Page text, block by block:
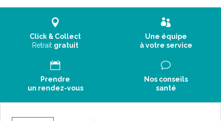
Click & Collect
Retrait gratuit
Une équipe
à votre service
Prendre
un rendez-vous
Nos conseils
santé